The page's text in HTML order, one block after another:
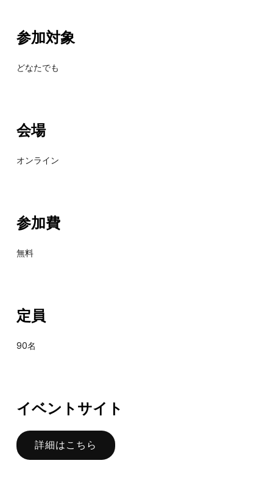
参加対象
どなたでも
会場
オンライン
参加費
無料
定員
90名
イベントサイト
詳細はこちら